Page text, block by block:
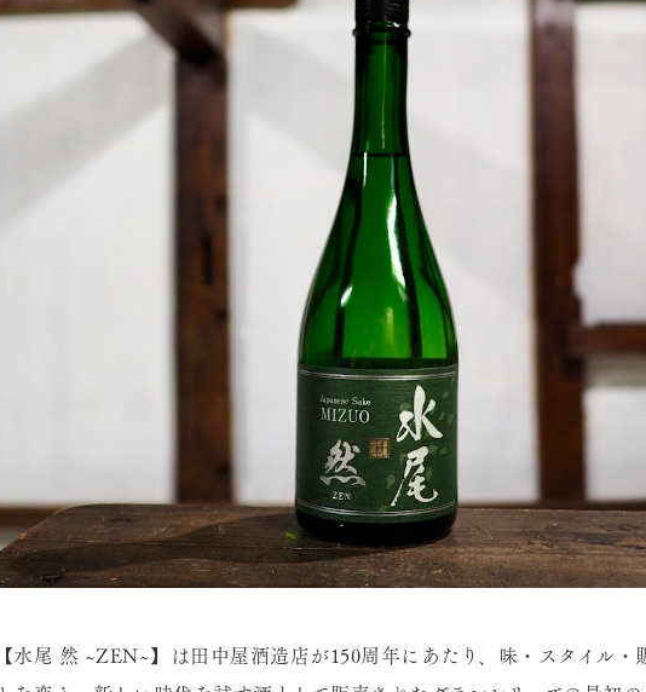
【水尾 然 ~ZEN~】は田中屋酒造店が150周年にあたり、味・スタイル・